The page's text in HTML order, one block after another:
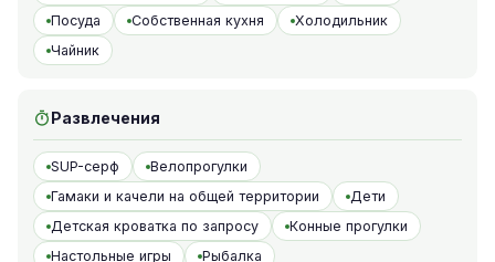
Посуда
Собственная кухня
Холодильник
Чайник
Развлечения
SUP-серф
Велопрогулки
Гамаки и качели на общей территории
Дети
Детская кроватка по запросу
Конные прогулки
Настольные игры
Рыбалка